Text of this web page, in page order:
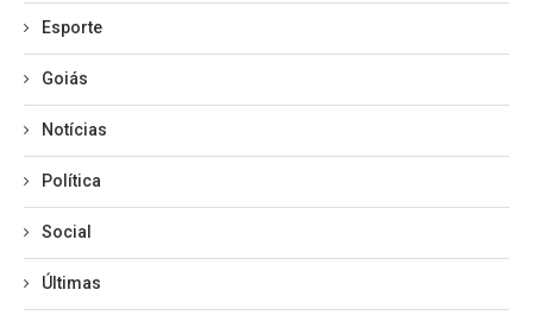
Esporte
Goiás
Notícias
Política
Social
Últimas